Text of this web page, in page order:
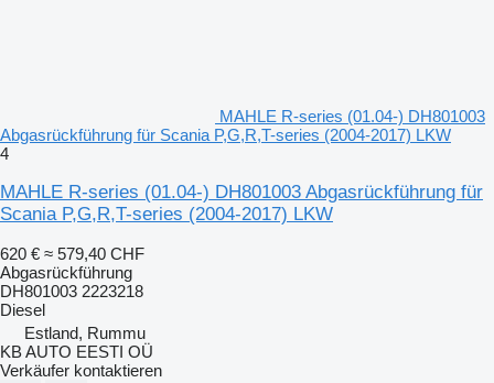
MAHLE R-series (01.04-) DH801003
Abgasrückführung für Scania P,G,R,T-series (2004-2017) LKW
4
MAHLE R-series (01.04-) DH801003 Abgasrückführung für
Scania P,G,R,T-series (2004-2017) LKW
620 € ≈ 579,40 CHF
Abgasrückführung
DH801003 2223218
Diesel
Estland, Rummu
KB AUTO EESTI OÜ
Verkäufer kontaktieren